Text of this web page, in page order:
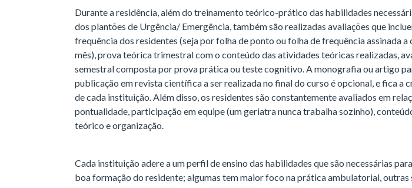
Durante a residência, além do treinamento teórico-prático das habilidades
dos plantões de Urgência/ Emergência, também são realizadas avaliações que
frequência dos residentes (seja por folha de ponto ou folha de frequência assinada a
mês), prova teórica trimestral com o conteúdo das atividades teóricas realizadas,
semestral composta por prova prática ou teste cognitivo. A monografia ou artigo
publicação em revista científica a ser realizada no final do curso é opcional, e fica a
de cada instituição. Além disso, os residentes são constantemente avaliados em
pontualidade, participação em equipe (um geriatra nunca trabalha sozinho),
teórico e organização.
Cada instituição adere a um perfil de ensino das habilidades que são necessárias
boa formação do residente; algumas tem maior foco na prática ambulatorial, outras